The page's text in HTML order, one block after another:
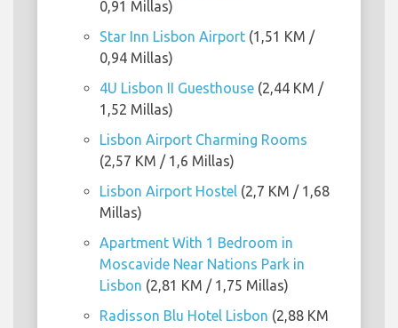
0,91 Millas)
Star Inn Lisbon Airport (1,51 KM /
0,94 Millas)
4U Lisbon II Guesthouse (2,44 KM /
1,52 Millas)
Lisbon Airport Charming Rooms
(2,57 KM / 1,6 Millas)
Lisbon Airport Hostel (2,7 KM / 1,68
Millas)
Apartment With 1 Bedroom in
Moscavide Near Nations Park in
Lisbon (2,81 KM / 1,75 Millas)
Radisson Blu Hotel Lisbon (2,88 KM